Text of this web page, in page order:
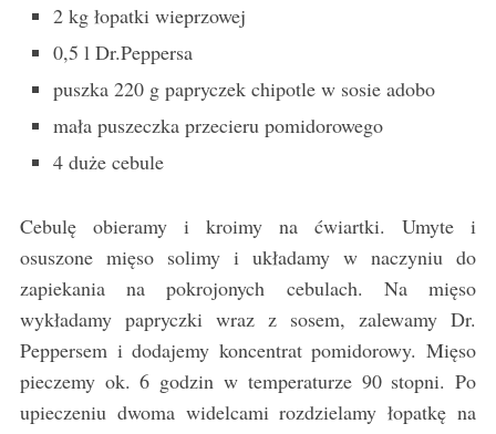
2 kg łopatki wieprzowej
0,5 l Dr.Peppersa
puszka 220 g papryczek chipotle w sosie adobo
mała puszeczka przecieru pomidorowego
4 duże cebule
Cebulę obieramy i kroimy na ćwiartki. Umyte i
osuszone mięso solimy i układamy w naczyniu do
zapiekania na pokrojonych cebulach. Na mięso
wykładamy papryczki wraz z sosem, zalewamy Dr.
Peppersem i dodajemy koncentrat pomidorowy. Mięso
pieczemy ok. 6 godzin w temperaturze 90 stopni. Po
upieczeniu dwoma widelcami rozdzielamy łopatkę na